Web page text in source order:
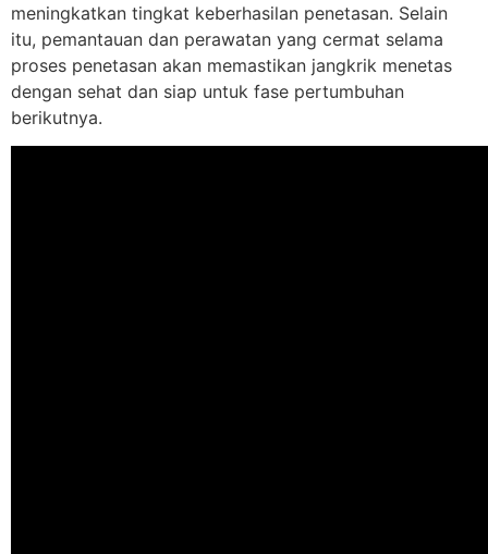
meningkatkan tingkat keberhasilan penetasan. Selain
itu, pemantauan dan perawatan yang cermat selama
proses penetasan akan memastikan jangkrik menetas
dengan sehat dan siap untuk fase pertumbuhan
berikutnya.